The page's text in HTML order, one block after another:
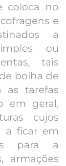
coloca no
e
a
ou
tais
bolha de
as tarefas
em geral,
cujos
a ficar em
para a
armações